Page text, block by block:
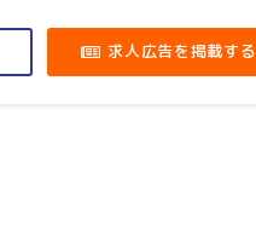
求人広告を掲載する